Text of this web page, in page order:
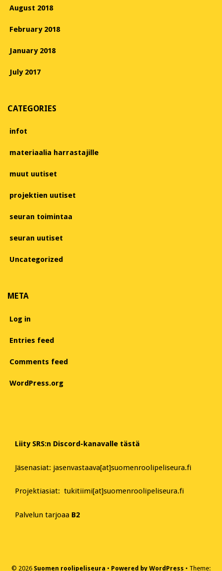
August 2018
February 2018
January 2018
July 2017
CATEGORIES
infot
materiaalia harrastajille
muut uutiset
projektien uutiset
seuran toimintaa
seuran uutiset
Uncategorized
META
Log in
Entries feed
Comments feed
WordPress.org
Liity SRS:n Discord-kanavalle tästä
Jäsenasiat: jasenvastaava[at]suomenroolipeliseura.fi
Projektiasiat: tukitiimi[at]suomenroolipeliseura.fi
Palvelun tarjoaa B2
© 2026 Suomen roolipeliseura Powered by WordPress Theme: